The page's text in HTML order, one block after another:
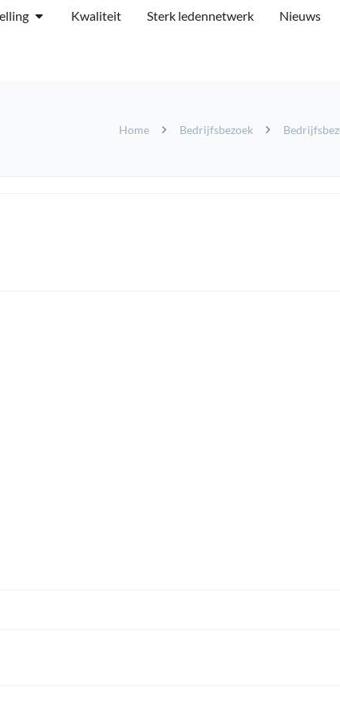
Kwaliteit Sterk ledennetwerk Nieuws
Home Bedrijfsbezoek